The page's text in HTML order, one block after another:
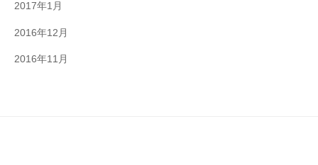
2017年1月
2016年12月
2016年11月